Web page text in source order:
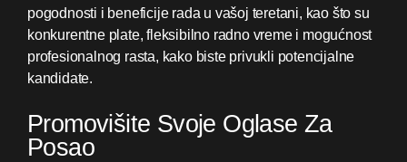
pogodnosti i beneficije rada u vašoj teretani, kao što su
konkurentne plate, fleksibilno radno vreme i mogućnost
profesionalnog rasta, kako biste privukli potencijalne
kandidate.
Promovišite Svoje Oglase Za
Posao